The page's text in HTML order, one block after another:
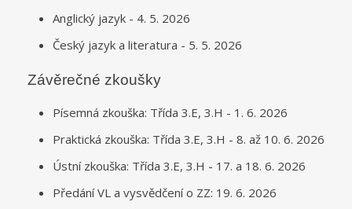
Anglický jazyk - 4. 5. 2026
Český jazyk a literatura - 5. 5. 2026
Závěrečné zkoušky
Písemná zkouška: Třída 3.E, 3.H - 1. 6. 2026
Praktická zkouška: Třída 3.E, 3.H - 8. až 10. 6. 2026
Ústní zkouška: Třída 3.E, 3.H - 17. a 18. 6. 2026
Předání VL a vysvědčení o ZZ: 19. 6. 2026